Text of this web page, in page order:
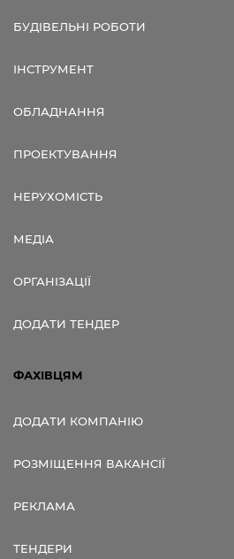
БУДІВЕЛЬНІ РОБОТИ
ІНСТРУМЕНТ
ОБЛАДНАННЯ
ПРОЕКТУВАННЯ
НЕРУХОМІСТЬ
МЕДІА
ОРГАНІЗАЦІЇ
ДОДАТИ ТЕНДЕР
ФАХІВЦЯМ
ДОДАТИ КОМПАНІЮ
РОЗМІЩЕННЯ ВАКАНСІЇ
РЕКЛАМА
ТЕНДЕРИ